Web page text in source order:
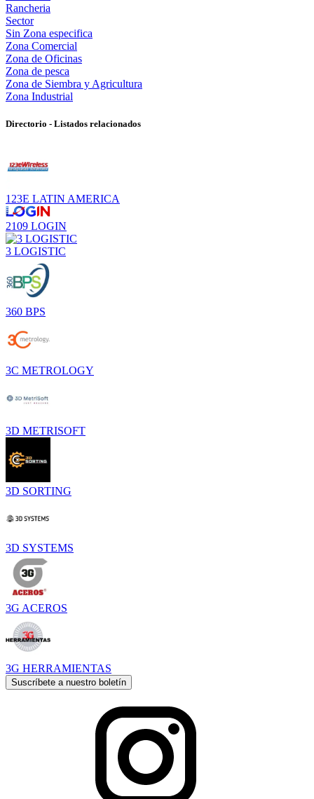
Rancheria
Sector
Sin Zona especifica
Zona Comercial
Zona de Oficinas
Zona de pesca
Zona de Siembra y Agricultura
Zona Industrial
Directorio - Listados relacionados
123E LATIN AMERICA
2109 LOGIN
3 LOGISTIC
360 BPS
3C METROLOGY
3D METRISOFT
3D SORTING
3D SYSTEMS
3G ACEROS
3G HERRAMIENTAS
Suscríbete a nuestro boletín